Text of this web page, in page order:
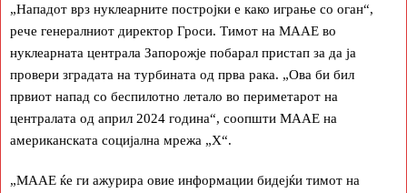
„Нападот врз нуклеарните постројки е како играње со оган“,
рече генералниот директор Гроси. Тимот на МААЕ во
нуклеарната централа Запорожје побарал пристап за да ја
провери зградата на турбината од прва рака. „Ова би бил
првиот напад со беспилотно летало во периметарот на
централата од април 2024 година“, соопшти МААЕ на
американската социјална мрежа „X“.
„МААЕ ќе ги ажурира овие информации бидејќи тимот на